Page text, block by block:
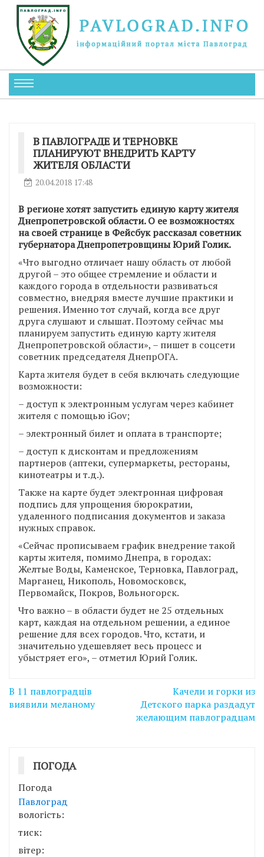
В ПАВЛОГРАДЕ И ТЕРНОВКЕ
ПЛАНИРУЮТ ВНЕДРИТЬ КАРТУ
ЖИТЕЛЯ ОБЛАСТИ
20.04.2018 17:48
В регионе хотят запустить единую карту жителя
Днепропетровской области. О ее возможностях
на своей странице в Фейсбук рассказал советник
губернатора Днепропетровщины Юрий Голик.
«Что выгодно отличает нашу область от любой
другой – это общее стремление и области и
каждого города в отдельности развиваться
совместно, внедряя вместе лучшие практики и
решения. Именно тот случай, когда все друг
друга слушают и слышат. Поэтому сейчас мы
планируем запустить единую карту жителя
Днепропетровской области», – пишет в соцсети
советник председателя ДнепрОГА.
Карта жителя будет в себя включать следующие
возможности:
– доступ к электронным услугам через кабинет
жителя с помощью iGov;
– электронный билет и оплата в транспорте;
– доступ к дисконтам и предложениям
партнеров (аптеки, супермаркеты, рестораны,
кинотеатры и т.д.).
Также на карте будет электронная цифровая
подпись для упрощения бюрократии,
удаленного подписания документов и заказа
нужных справок.
«Сейчас прописываем график внедрение такой
карты жителя, помимо Днепра, в городах:
Желтые Воды, Каменское, Терновка, Павлоград,
Марганец, Никополь, Новомосковск,
Первомайск, Покров, Вольногорск.
Что важно – в области будет не 25 отдельных
карт, каждая на отдельном решении, а единое
решение для всех городов. Что, кстати, и
значительно удешевляет весь процесс и
убыстряет его», – отметил Юрий Голик.
Навігація
записів
В 11 павлоградців
виявили меланому
Качели и горки из
Детского парка раздадут
желающим павлоградцам
ПОГОДА
Погода
Павлоград
вологість:
тиск:
вітер: